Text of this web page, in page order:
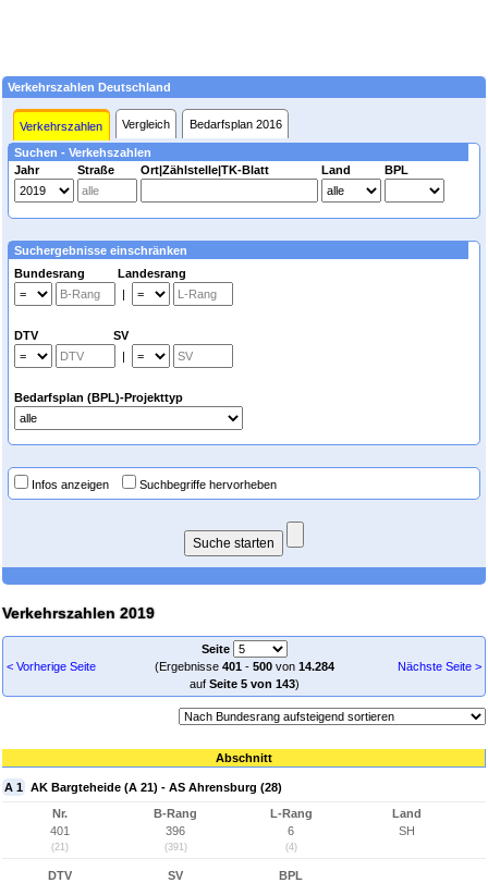
Verkehrszahlen Deutschland
Verkehrszahlen Vergleich Bedarfsplan 2016
Suchen - Verkehszahlen
Jahr
Straße Ort|Zählstelle|TK-Blatt Land BPL
Suchergebnisse einschränken
Bundesrang Landesrang
|
DTV SV
|
Bedarfsplan (BPL)-Projekttyp
Infos anzeigen Suchbegriffe hervorheben
Verkehrszahlen 2019
< Vorherige Seite
Seite
(Ergebnisse 401- 500von 14.284
auf Seite 5 von 143)
Nächste Seite >
Abschnitt
A 1 AK Bargteheide (A 21) - AS Ahrensburg (28)
Nr.
401
(21)
B-Rang
396
(391)
L-Rang
6
(4)
Land
SH
DTV
SV
BPL